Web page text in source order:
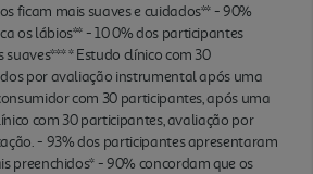
ficam mais suaves e cuidados** - 90%
os lábios** - 10 0% dos participantes
* Estudo clínico com 30
por avaliação instrumental após uma
com 30 participantes, após uma
com 30 participantes, avaliação por
- 93% dos participantes apresentaram
preenchidos* - 90% concordam que os